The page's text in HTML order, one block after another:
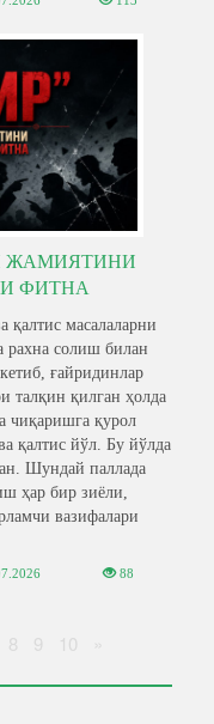
ЖАМИЯТИНИ
ФИТНА
масалаларни
рахна солиш билан
ғайридинлар
талқин қилган ҳолда
чиқаришга қурол
қалтис йўл. Бу йўлда
Шундай паллада
ҳар бир зиёли,
вазифалари
88
8 9 10